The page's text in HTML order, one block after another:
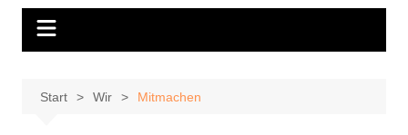
Start Wir Mitmachen